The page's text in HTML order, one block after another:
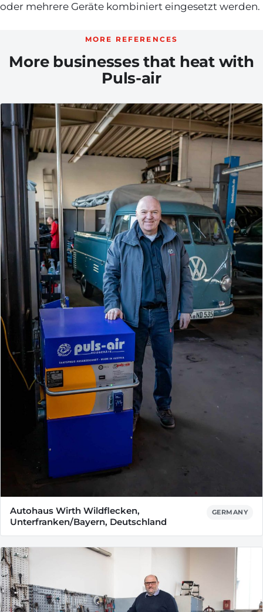
oder mehrere Geräte kombiniert eingesetzt werden.
MORE REFERENCES
More businesses that heat with
Puls-air
Autohaus Wirth Wildflecken,
Unterfranken/Bayern, Deutschland
GERMANY